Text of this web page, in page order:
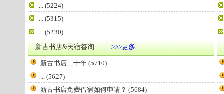
... (5224)
... (5315)
... (5230)
新古书店&民宿答询
>>>更多
新古书店二十年 (5710)
... (5627)
新古书店免费借宿如何申请？ (5684)